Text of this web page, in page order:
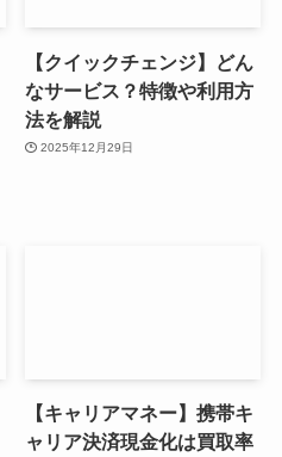
【クイックチェンジ】どん
なサービス？特徴や利用方
法を解説
2025年12月29日
【キャリアマネー】携帯キ
ャリア決済現金化は買取率